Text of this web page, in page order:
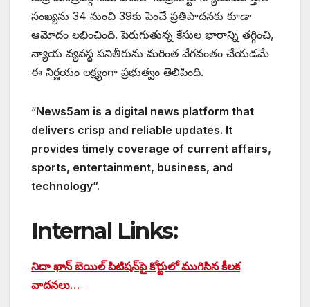
సంఖ్యను 34 నుంచి 39కు పెంచే ప్రతిపాదనకు కూడా
ఆమోదం లభించింది. పెరుగుతున్న కేసుల భారాన్ని తగ్గించి,
న్యాయ వ్యవస్థ పనితీరును మరింత వేగవంతం చేయడమే
ఈ నిర్ణయం లక్ష్యంగా ప్రభుత్వం తెలిపింది.
“News5am is a digital news platform that
delivers crisp and reliable updates. It
provides timely coverage of current affairs,
sports, entertainment, business, and
technology”.
Internal Links:
నిదా ఖాన్‌ బెయిల్‌ పిటిషన్‌పై కోర్టులో ముగిసిన కీలక
వాదనలు…